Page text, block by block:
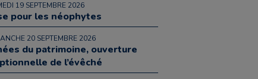
19 SEPTEMBRE 2026
pour les néophytes
20 SEPTEMBRE 2026
du patrimoine, ouverture
de l’évêché